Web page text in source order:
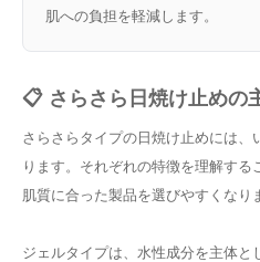
肌への負担を軽減します。
📋 さらさら日焼け止めの
さらさらタイプの日焼け止めには、
ります。それぞれの特徴を理解す
肌質に合った製品を選びやすくなり
ジェルタイプは、水性成分を主体